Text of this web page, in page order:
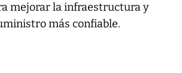
mejorar la infraestructura y
más confiable.